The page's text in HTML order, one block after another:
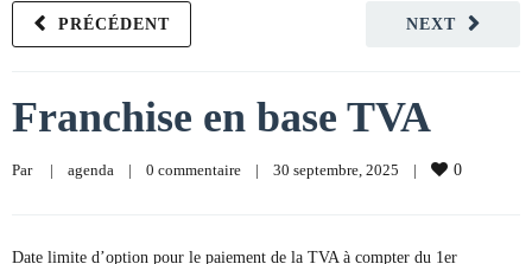
NEXT
PRÉCÉDENT
Franchise en base TVA
Par | agenda | 0 commentaire | 30 septembre, 2025 | 0
Date limite d’option pour le paiement de la TVA à compter du 1er